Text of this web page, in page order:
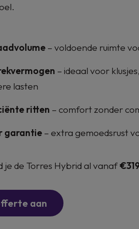
– voldoende ruimte
– ideaal voor
lasten
ritten – comfort zonder
garantie– extra gemoedsrust
je de Torres Hybrid al vanaf
aan